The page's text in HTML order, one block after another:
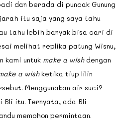
dan berada di puncak Gunung
itu saja yang saya tahu
tahu lebih banyak bisa cari di
melihat replika patung Wisnu,
kami untuk make a wishdengan
a wishketika tiup lilin
Menggunakan air suci?
Bli itu. Ternyata, ada Bli
memohon permintaan.